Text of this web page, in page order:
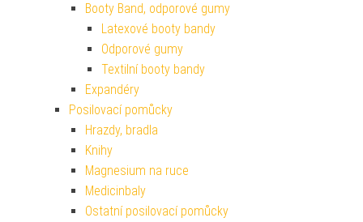
Booty Band, odporové gumy
Latexové booty bandy
Odporové gumy
Textilní booty bandy
Expandéry
Posilovací pomůcky
Hrazdy, bradla
Knihy
Magnesium na ruce
Medicinbaly
Ostatní posilovací pomůcky